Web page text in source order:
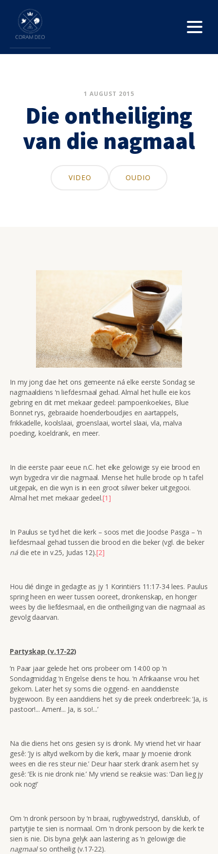
1 AUGUST 2015
Die ontheiliging
van die nagmaal
VIDEO OUDIO
In my jong dae het ons gemeente ná elke eerste Sondag se
nagmaaldiens ‘n liefdesmaal gehad. Almal het hulle eie kos
gebring en dit met mekaar gedeel: pampoenkoekies, Blue
Bonnet rys, gebraaide hoenderboudjies en aartappels,
frikkadelle, koolslaai, groenslaai, wortel slaai, vla, malva
poeding, koeldrank, en meer.
In die eerste paar eeue n.C. het elke gelowige sy eie brood en
wyn bygedra vir die nagmaal. Mense het hulle brode op ‘n tafel
uitgepak, en die wyn is in een groot silwer beker uitgegooi.
Almal het met mekaar gedeel.[1]
In Paulus se tyd het die kerk – soos met die Joodse Pasga – ‘n
liefdesmaal gehad tussen die brood en die beker (vgl. die beker
nádie ete in v.25, Judas 12).[2]
Hou dié dinge in gedagte as jy 1 Korintiërs 11:17-34 lees. Paulus
spring heen en weer tussen ooreet, dronkenskap, en honger
wees by die liefdesmaal, en die ontheiliging van die nagmaal as
gevolg daarvan.
Partyskap (v.17-22)
‘n Paar jaar gelede het ons probeer om 14:00 op ‘n
Sondagmiddag ‘n Engelse diens te hou. ‘n Afrikaanse vrou het
gekom. Later het sy soms die oggend- en aanddienste
bygewoon. By een aanddiens het sy die preek onderbreek: ‘Ja, is
pastoor!... Amen!... Ja, is so!...’
Na die diens het ons gesien sy is dronk. My vriend het vir haar
gesê: ‘Jy is altyd welkom by die kerk, maar jy moenie dronk
wees en die res steur nie.’ Deur haar sterk drank asem het sy
gesê: ‘Ek is nie dronk nie.’ My vriend se reaksie was: ‘Dan lieg jy
ook nog!’
Om ‘n dronk persoon by ‘n braai, rugbywedstryd, dansklub, of
partytjie te sien is normaal. Om ‘n dronk persoon by die kerk te
sien is nie. Dis byna gelyk aan lastering as ‘n gelowige die
nagmaalso ontheilig (v.17-22).